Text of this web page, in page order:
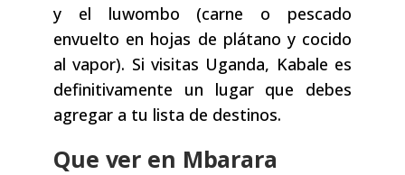
y el luwombo (carne o pescado
envuelto en hojas de plátano y cocido
al vapor). Si visitas Uganda, Kabale es
definitivamente un lugar que debes
agregar a tu lista de destinos.
Que ver en Mbarara